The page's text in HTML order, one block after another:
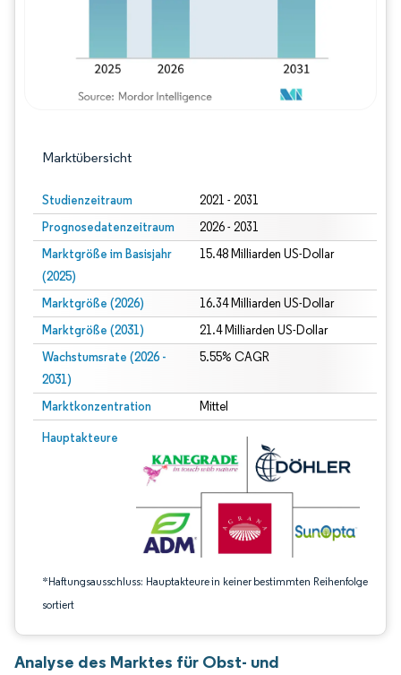
Marktübersicht
Studienzeitraum 2021 - 2031
Prognosedatenzeitraum 2026 - 2031
Marktgröße im Basisjahr
(2025)
15.48 Milliarden US-Dollar
Marktgröße (2026) 16.34 Milliarden US-Dollar
Marktgröße (2031) 21.4 Milliarden US-Dollar
Wachstumsrate (2026 -
2031)
5.55% CAGR
Marktkonzentration Mittel
Hauptakteure
*Haftungsausschluss: Hauptakteure in keiner bestimmten Reihenfolge
sortiert
Bild © Mordor Intelligence. Wiederverwendung erfordert Namensnennung
Analyse des Marktes für Obst- und